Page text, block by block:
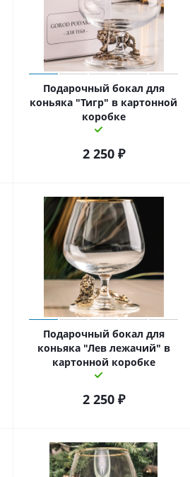
Подарочный бокал для
коньяка "Тигр" в картонной
коробке
2 250₽
Подарочный бокал для
коньяка "Лев лежачий" в
картонной коробке
2 250₽